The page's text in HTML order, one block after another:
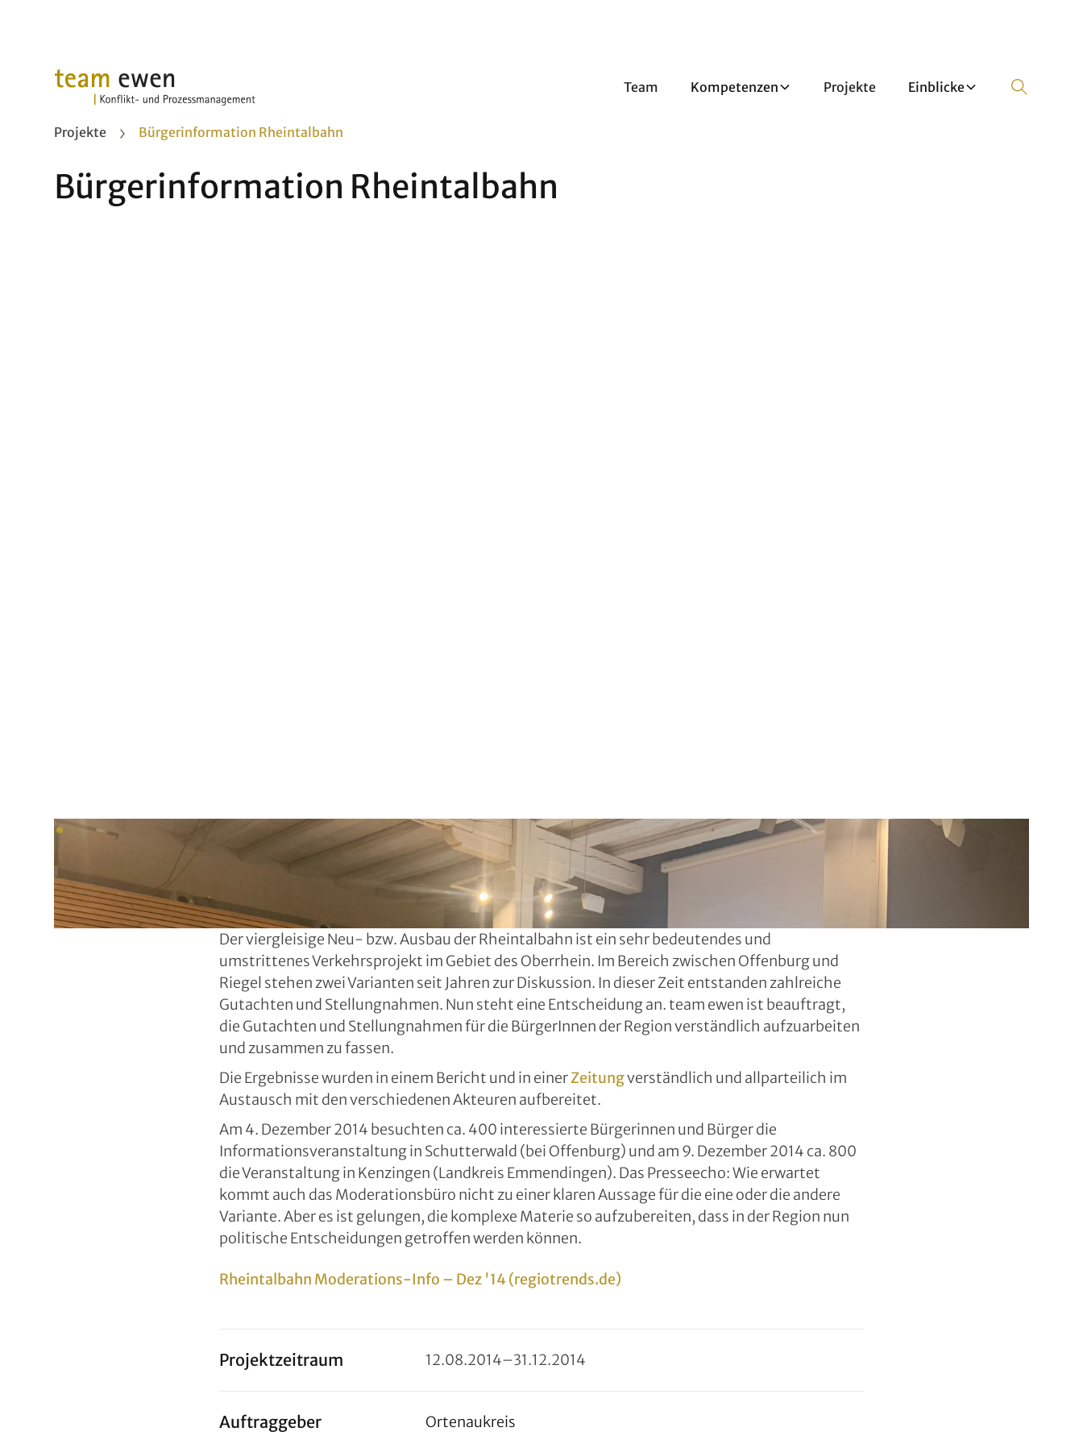
Team Kompetenzen Projekte Einblicke
Projekte Bürgerinformation Rheintalbahn
Bürgerinformation Rheintalbahn
Der viergleisige Neu- bzw. Ausbau der Rheintalbahn ist ein sehr bedeutendes und
umstrittenes Verkehrsprojekt im Gebiet des Oberrhein. Im Bereich zwischen Offenburg und
Riegel stehen zwei Varianten seit Jahren zur Diskussion. In dieser Zeit entstanden zahlreiche
Gutachten und Stellungnahmen. Nun steht eine Entscheidung an. team ewen ist beauftragt,
die Gutachten und Stellungnahmen für die BürgerInnen der Region verständlich aufzuarbeiten
und zusammen zu fassen.
Die Ergebnisse wurden in einem Bericht und in einerZeitungverständlich und allparteilich im
Austausch mit den verschiedenen Akteuren aufbereitet.
Am 4. Dezember 2014 besuchten ca. 400 interessierte Bürgerinnen und Bürger die
Informationsveranstaltung in Schutterwald (bei Offenburg) und am 9. Dezember 2014 ca. 800
die Veranstaltung in Kenzingen (Landkreis Emmendingen). Das Presseecho: Wie erwartet
kommt auch das Moderationsbüro nicht zu einer klaren Aussage für die eine oder die andere
Variante. Aber es ist gelungen, die komplexe Materie so aufzubereiten, dass in der Region nun
politische Entscheidungen getroffen werden können.
Rheintalbahn Moderations-Info – Dez '14 (regiotrends.de)
Projektzeitraum 12.08.2014–31.12.2014
Auftraggeber Ortenaukreis